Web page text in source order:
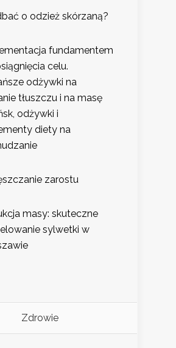
o odzież skórzaną?
fundamentem
celu.
odżywki na
tłuszczu i na masę
odżywki i
diety na
zarostu
masy: skuteczne
sylwetki w
Zdrowie